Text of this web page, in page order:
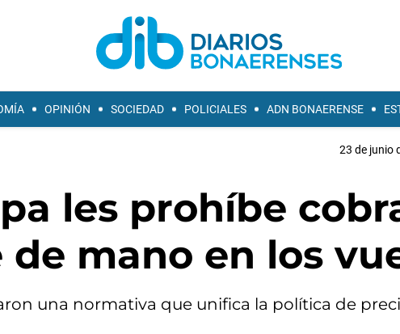
OPINIÓN SOCIEDAD POLICIALES ADN BONAERENSE
23 de junio
les prohíbe
mano en los
una normativa que unifica la política de